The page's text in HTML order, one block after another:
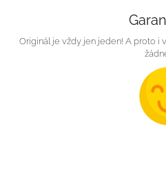
Originál je vždy jen jeden! A proto i